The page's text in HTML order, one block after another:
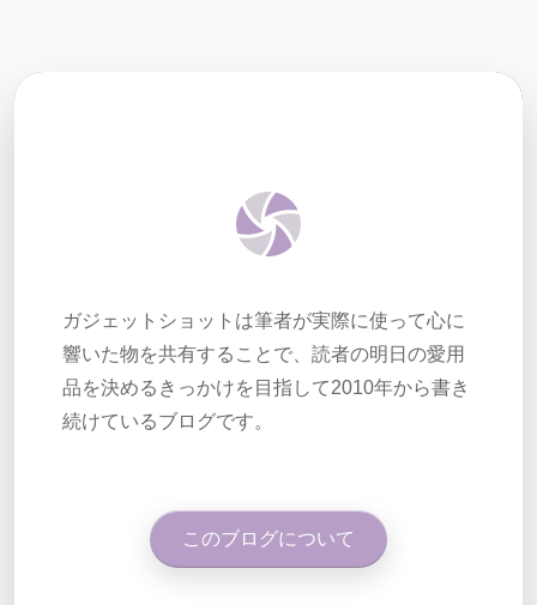
ガジェットショットは筆者が実際に使って心に
響いた物を共有することで、読者の明日の愛用
品を決めるきっかけを目指して2010年から書き
続けているブログです。
このブログについて